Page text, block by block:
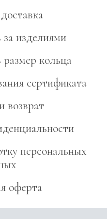
изделиями
кольца
сертификата
возврат
персональных
оферта